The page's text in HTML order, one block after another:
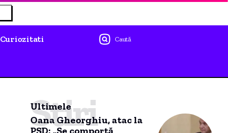
Curiozitati Caută
Ultimele
Știri
Oana Gheorghiu, atac la
PSD: „Se comportă